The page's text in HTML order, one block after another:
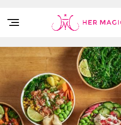
Rakuten Marketing UK